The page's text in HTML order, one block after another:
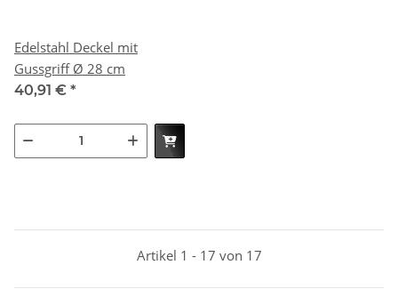
Edelstahl Deckel mit
Gussgriff Ø 28 cm
40,91 € *
Artikel 1 - 17 von 17